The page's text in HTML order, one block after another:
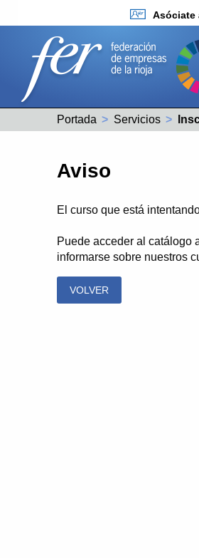
Asóciate
Portada Servicios
Aviso
El curso que está
Puede acceder al catálogo
informarse sobre nuestros
VOLVER